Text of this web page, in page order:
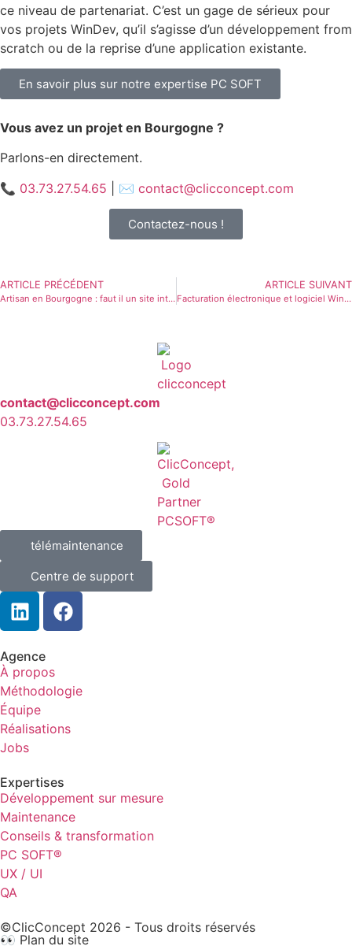
ce niveau de partenariat. C’est un gage de sérieux pour
vos projets WinDev, qu’il s’agisse d’un développement from
scratch ou de la reprise d’une application existante.
En savoir plus sur notre expertise PC SOFT
Vous avez un projet en Bourgogne ?
Parlons-en directement.
📞 03.73.27.54.65
✉️ contact@clicconcept.com
Contactez-nous !
ARTICLE PRÉCÉDENT
Artisan en Bourgogne : faut il un site internet quand on a déjà une page Facebook ?
ARTICLE SUIVANT
Facturation électronique et logiciel WinDev : réussir sa mise en conformité
contact@clicconcept.com
03.73.27.54.65
télémaintenance
Centre de support
Agence
À propos
Méthodologie
Équipe
Réalisations
Jobs
Expertises
Développement sur mesure
Maintenance
Conseils & transformation
PC SOFT®
UX / UI
QA
©ClicConcept 2026 - Tous droits réservés
👀 Plan du site